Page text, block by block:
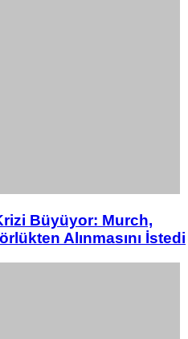
Büyüyor: Murch,
Alınmasını İstedi